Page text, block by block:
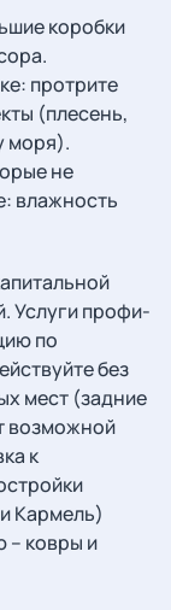
коробки
протрите
(плесень,
моря).
не
влажность
Услуги профи-
по
без
мест (задние
возможной
к
Кармель)
– ковры и